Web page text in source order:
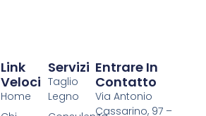
Servizi
Taglio
Legno
Link
Veloci
Home
Entrare In
Contatto
Via Antonio
Cassarino, 97 –